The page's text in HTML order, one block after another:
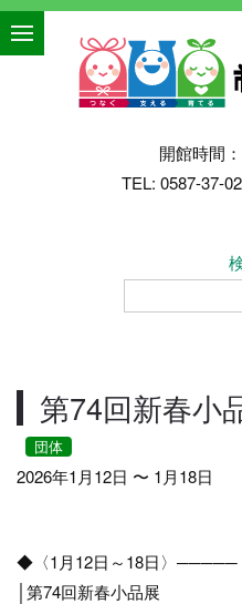
開館時間
TEL: 0587-37-
第74回新春小
団体
2026年1月12日 〜 1月18日
◆〈1月12日～18日〉─────
│第74回新春小品展